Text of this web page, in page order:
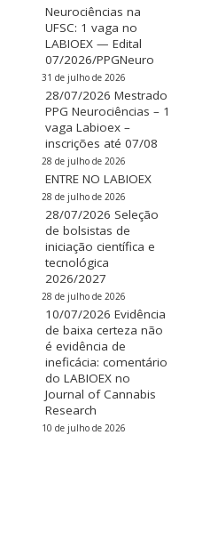
Neurociências na
UFSC: 1 vaga no
LABIOEX — Edital
07/2026/PPGNeuro
31 de julho de 2026
28/07/2026 Mestrado
PPG Neurociências – 1
vaga Labioex –
inscrições até 07/08
28 de julho de 2026
ENTRE NO LABIOEX
28 de julho de 2026
28/07/2026 Seleção
de bolsistas de
iniciação científica e
tecnológica
2026/2027
28 de julho de 2026
10/07/2026 Evidência
de baixa certeza não
é evidência de
ineficácia: comentário
do LABIOEX no
Journal of Cannabis
Research
10 de julho de 2026